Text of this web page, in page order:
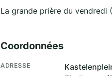
La grande prière du vendredi
Coordonnées
ADRESSE